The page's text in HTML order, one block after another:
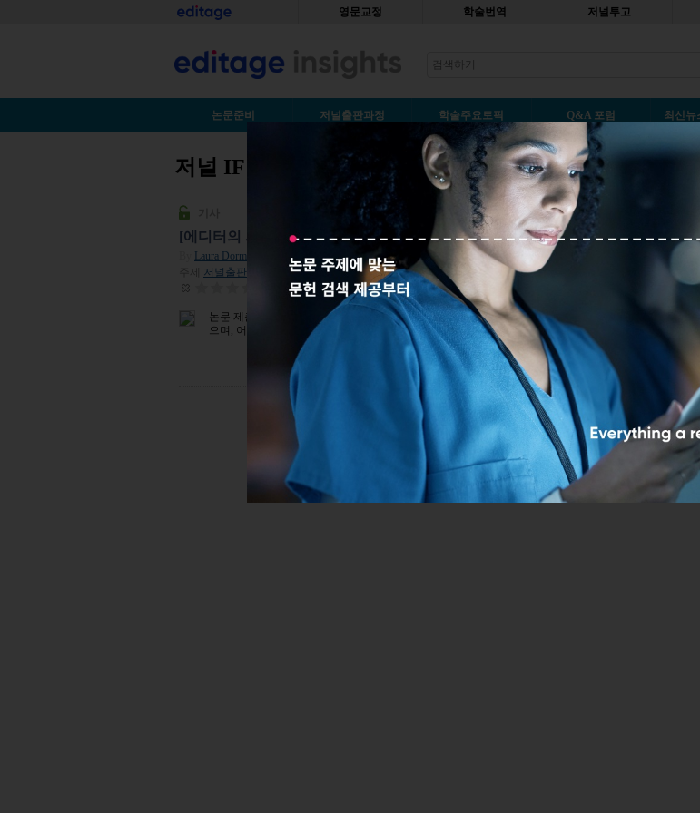
홈 영문교정 학술번역 저널투고
논문준비 저널출판과정 학술주요토픽 Q&A 포럼 최신뉴
You are here
저널 IF
[에디터의 시선] 저널에서는 무엇을 원할까? 저널 선택 시 주요 고려 사항
Laura Dormer | 2025년 04월 18일
저널출판전략 | 조회수 534
평점:0
논문 제출 준비는 어떻게 하는지 알아봅니다. 저널에 논문을 투고할 때 따라야 하는 저널 가이드라인은
으며, 어떻게 해야 성공적으로 투고할 수 있는지 알아봅니다.